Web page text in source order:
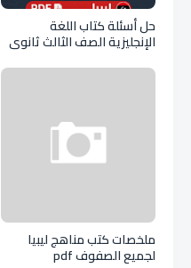
حل أسئلة كتاب اللغة
الإنجليزية الصف الثالث ثانوي
2026 ليبيا PDF كامل
ملخصات كتب مناهج ليبيا
لجميع الصفوف pdf